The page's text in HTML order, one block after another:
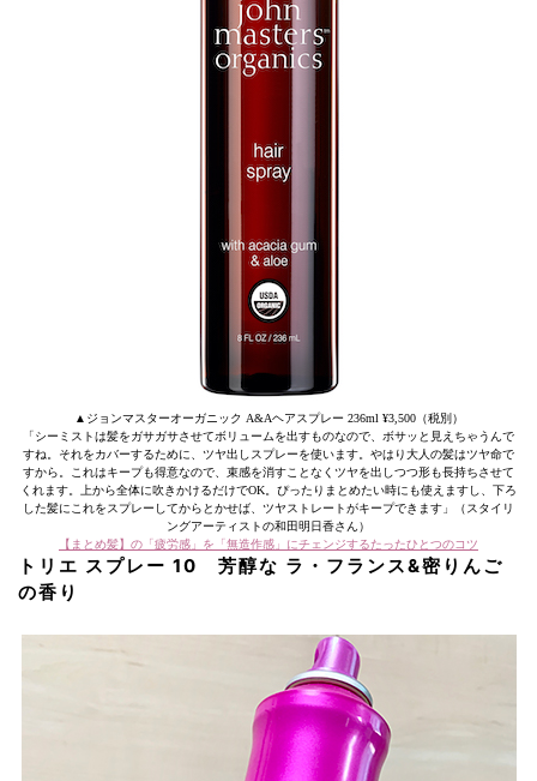
▲ジョンマスターオーガニック A&Aヘアスプレー 236ml ¥3,500（税別）
「シーミストは髪をガサガサさせてボリュームを出すものなので、ボサッと見えちゃうんで
すね。それをカバーするために、ツヤ出しスプレーを使います。やはり大人の髪はツヤ命で
すから。これはキープも得意なので、束感を消すことなくツヤを出しつつ形も長持ちさせて
くれます。上から全体に吹きかけるだけでOK。ぴったりまとめたい時にも使えますし、下ろ
した髪にこれをスプレーしてからとかせば、ツヤストレートがキープできます」（スタイリ
ングアーティストの和田明日香さん）
【まとめ髪】の「疲労感」を「無造作感」にチェンジするたったひとつのコツ
トリエ スプレー 10 芳醇な ラ・フランス&密りんご
の香り